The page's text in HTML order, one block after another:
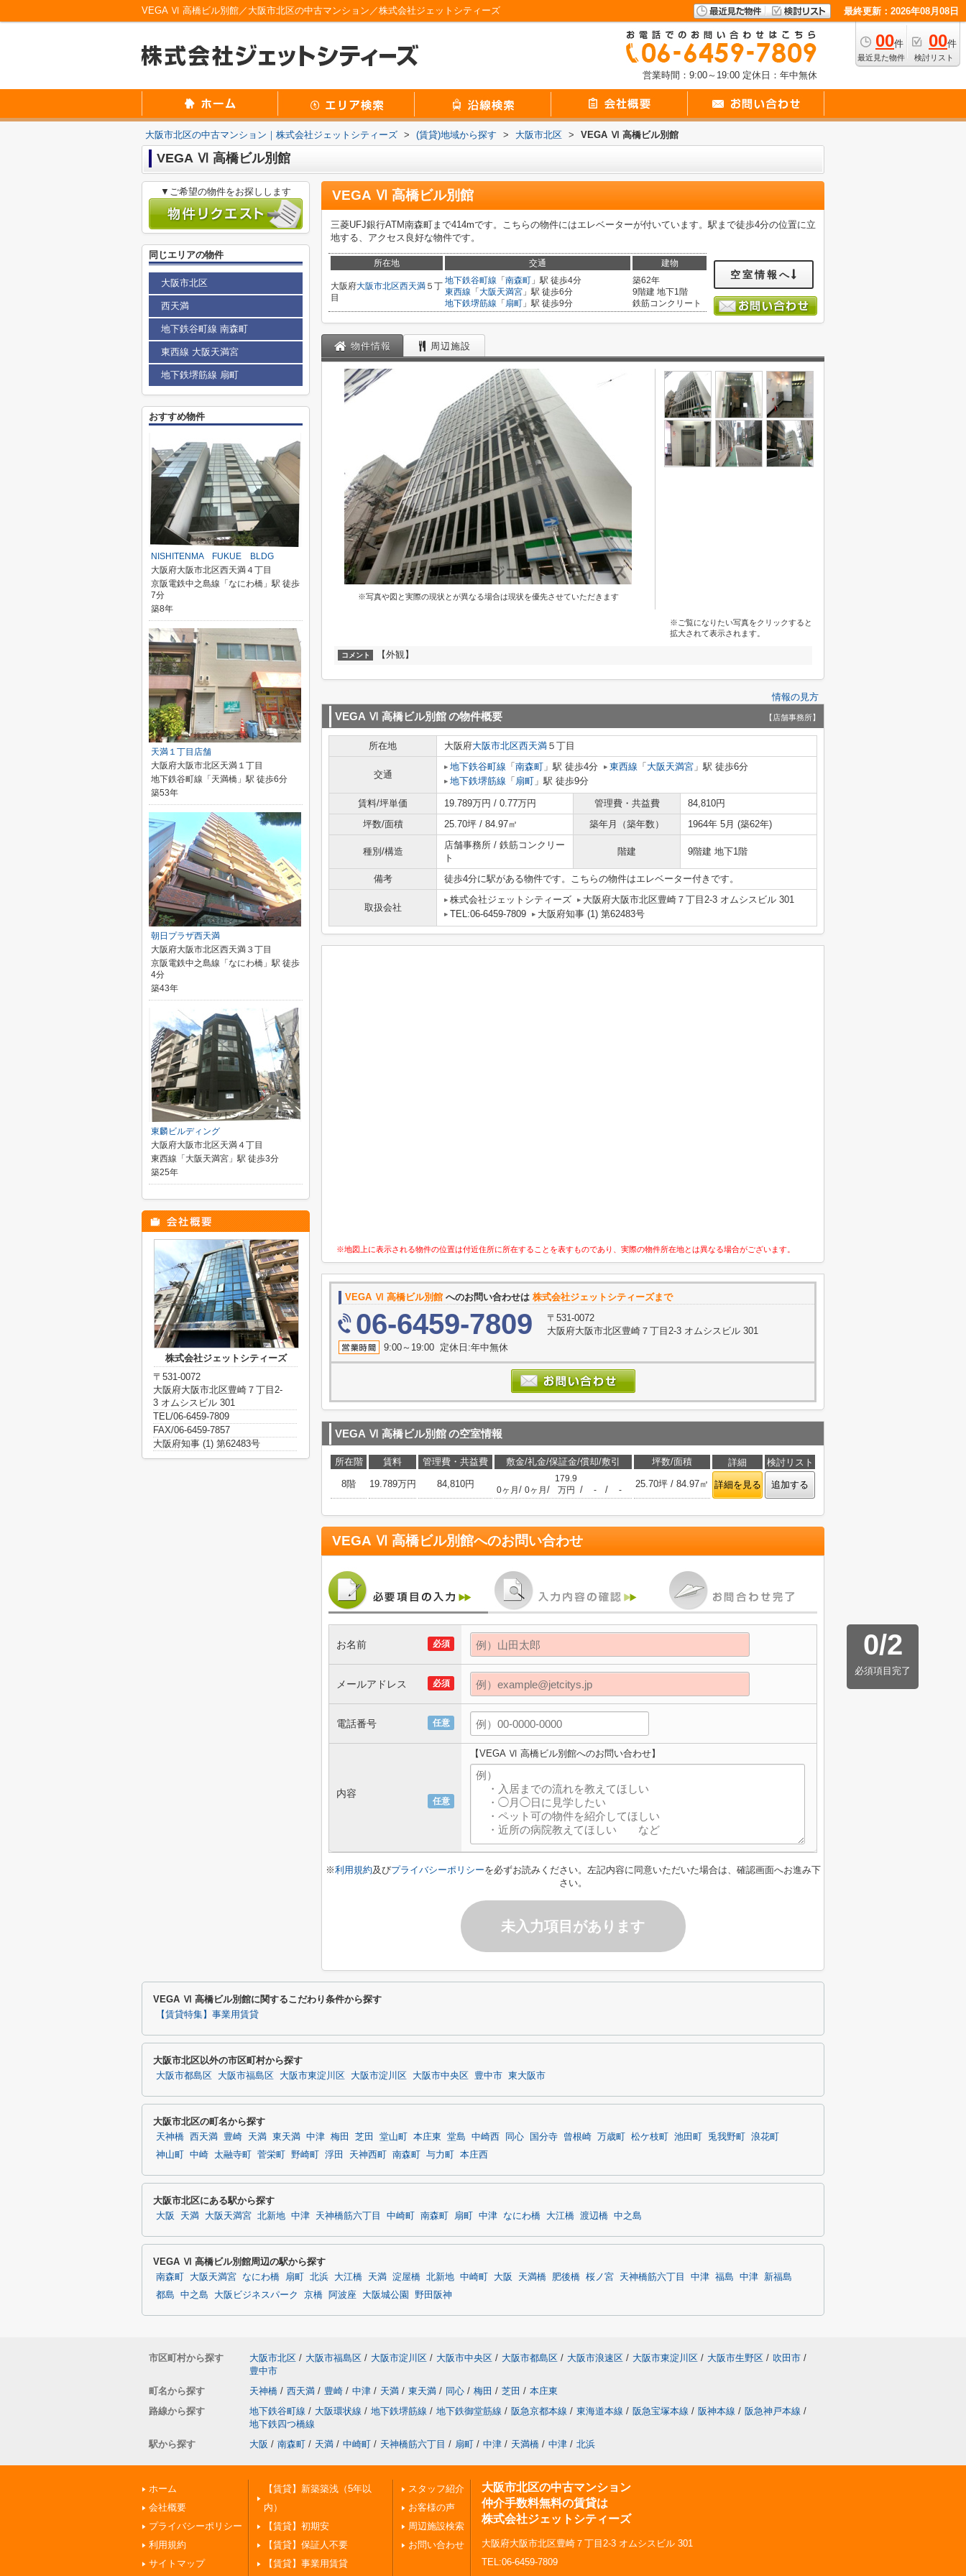
VEGA Ⅵ 高橋ビル別館／大阪市北区の中古マンション／株式会社ジェットシティーズ 最終更新：2026年08月08日
00件
最近見た物件
00件
検討リスト
営業時間：9:00～19:00 定休日：年中無休
大阪市北区の中古マンション｜株式会社ジェットシティーズ > (賃貸)地域から探す > 大阪市北区 > VEGA Ⅵ 高橋ビル別館
VEGA Ⅵ 高橋ビル別館
VEGA Ⅵ 高橋ビル別館
三菱UFJ銀行ATM南森町まで414mです。こちらの物件にはエレベーターが付いています。駅まで徒歩4分の位置に立
地する、アクセス良好な物件です。
所在地 交通 建物
大阪府大阪市北区西天満 ５丁
目
地下鉄谷町線 「 南森町 」駅 徒歩4分
東西線 「 大阪天満宮 」駅 徒歩6分
地下鉄堺筋線 「 扇町 」駅 徒歩9分
築62年
9階建 地下1階
鉄筋コンクリート
空室情報へ
物件情報 周辺施設
※写真や図と実際の現状とが異なる場合は現状を優先させていただきます
※ご覧になりたい写真をクリックすると
拡大されて表示されます。
コメント 【外観】
情報の見方
VEGA Ⅵ 高橋ビル別館の物件概要 【店舗事務所】
所在地 大阪府大阪市北区西天満 ５丁目
交通
地下鉄谷町線 「 南森町 」駅 徒歩4分 東西線 「 大阪天満宮 」駅 徒歩6分
地下鉄堺筋線 「 扇町 」駅 徒歩9分
賃料/坪単価 19.789万円 / 0.77万円 管理費・共益費
84,810円
坪数/面積
25.70坪 / 84.97㎡ 築年月（築年数） 1964年 5月 (築62年)
種別/構造
店舗事務所 / 鉄筋コンクリー
ト
階建 9階建 地下1階
備考 徒歩4分に駅がある物件です。こちらの物件はエレベーター付きです。
取扱会社
株式会社ジェットシティーズ
大阪府大阪市北区豊崎７丁目2-3 オムシスビル 301
TEL:06-6459-7809
大阪府知事 (1) 第62483号
※地図上に表示される物件の位置は付近住所に所在することを表すものであり、実際の物件所在地とは異なる場合がございます。
VEGA Ⅵ 高橋ビル別館 へのお問い合わせは 株式会社ジェットシティーズまで
06-6459-7809
〒531-0072
大阪府大阪市北区豊崎７丁目2-3 オムシスビル 301
9:00～19:00 定休日:年中無休
VEGA Ⅵ 高橋ビル別館の空室情報
所在階 賃料 管理費・共益費 敷金/礼金/保証金/償却/敷引 坪数/面積 詳細
検討リスト
8階
19.789万円 84,810円
0ヶ月 / 0ヶ月 /
179.9
万円
/ - / -
25.70坪 / 84.97㎡ 詳細を見る 追加する
VEGA Ⅵ 高橋ビル別館へのお問い合わせ
0/2
必須項目完了
必須
お名前
必須
メールアドレス
任意
電話番号
任意
内容
【VEGA Ⅵ 高橋ビル別館へのお問い合わせ】
※利用規約及びプライバシーポリシーを必ずお読みください。左記内容に同意いただいた場合は、確認画面へお進み下
さい。
未入力項目があります
▼ご希望の物件をお探しします
同じエリアの物件
大阪市北区
西天満
地下鉄谷町線 南森町
東西線 大阪天満宮
地下鉄堺筋線 扇町
おすすめ物件
NISHITENMA FUKUE BLDG
大阪府大阪市北区西天満４丁目
京阪電鉄中之島線「なにわ橋」駅 徒歩
7分
築8年
天満１丁目店舗
大阪府大阪市北区天満１丁目
地下鉄谷町線「天満橋」駅 徒歩6分
築53年
朝日プラザ西天満
大阪府大阪市北区西天満３丁目
京阪電鉄中之島線「なにわ橋」駅 徒歩
4分
築43年
東麟ビルディング
大阪府大阪市北区天満４丁目
東西線「大阪天満宮」駅 徒歩3分
築25年
株式会社ジェットシティーズ
〒531-0072
大阪府大阪市北区豊崎７丁目2-
3 オムシスビル 301
TEL/06-6459-7809
FAX/06-6459-7857
大阪府知事 (1) 第62483号
VEGA Ⅵ 高橋ビル別館に関するこだわり条件から探す
【賃貸特集】事業用賃貸
大阪市北区以外の市区町村から探す
大阪市都島区 大阪市福島区 大阪市東淀川区 大阪市淀川区 大阪市中央区 豊中市 東大阪市
大阪市北区の町名から探す
天神橋 西天満 豊崎 天満 東天満 中津 梅田 芝田 堂山町 本庄東 堂島 中崎西 同心 国分寺 曾根崎 万歳町 松ケ枝町 池田町 兎我野町
浪花町
神山町
中崎 太融寺町 菅栄町 野崎町 浮田 天神西町 南森町 与力町 本庄西
大阪市北区にある駅から探す
大阪 天満 大阪天満宮 北新地 中津 天神橋筋六丁目 中崎町 南森町 扇町 中津 なにわ橋 大江橋 渡辺橋 中之島
VEGA Ⅵ 高橋ビル別館周辺の駅から探す
南森町 大阪天満宮 なにわ橋 扇町 北浜 大江橋 天満 淀屋橋 北新地 中崎町 大阪 天満橋 肥後橋 桜ノ宮 天神橋筋六丁目 中津 福島 中津
新福島
都島
中之島 大阪ビジネスパーク 京橋 阿波座 大阪城公園 野田阪神
市区町村から探す 大阪市北区 / 大阪市福島区 / 大阪市淀川区 / 大阪市中央区 / 大阪市都島区 / 大阪市浪速区 / 大阪市東淀川区 / 大阪市生野区 / 吹田市 /
豊中市
町名から探す
天神橋 / 西天満 / 豊崎 / 中津 / 天満 / 東天満 / 同心 / 梅田 / 芝田 / 本庄東
路線から探す
地下鉄谷町線 / 大阪環状線 / 地下鉄堺筋線 / 地下鉄御堂筋線 / 阪急京都本線 / 東海道本線 / 阪急宝塚本線 / 阪神本線 / 阪急神戸本線 /
地下鉄四つ橋線
駅から探す
大阪 / 南森町 / 天満 / 中崎町 / 天神橋筋六丁目 / 扇町 / 中津 / 天満橋 / 中津 / 北浜
ホーム
会社概要
プライバシーポリシー
利用規約
サイトマップ
【賃貸】新築築浅（5年以
内）
【賃貸】初期安
【賃貸】保証人不要
【賃貸】事業用賃貸
スタッフ紹介
お客様の声
周辺施設検索
お問い合わせ
大阪市北区の中古マンション
仲介手数料無料の賃貸は
株式会社ジェットシティーズ
大阪府大阪市北区豊崎７丁目2-3 オムシスビル 301
TEL:06-6459-7809